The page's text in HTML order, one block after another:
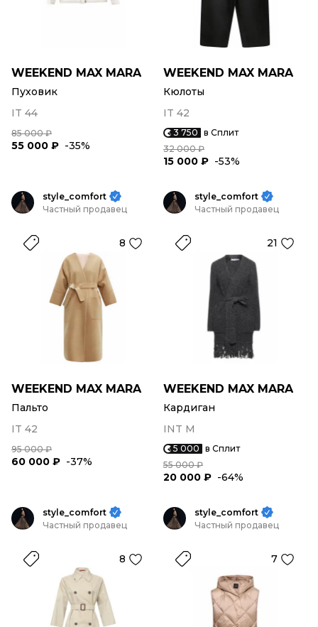
WEEKEND MAX MARA
Пуховик
IT 44
85 000 ₽
55 000 ₽ -35%
WEEKEND MAX MARA
Кюлоты
IT 42
3 750 в Сплит
32 000 ₽
15 000 ₽ -53%
style_comfort
Частный продавец
8
WEEKEND MAX MARA
Пальто
IT 42
95 000 ₽
60 000 ₽ -37%
style_comfort
Частный продавец
21
WEEKEND MAX MARA
Кардиган
INT M
5 000 в Сплит
55 000 ₽
20 000 ₽ -64%
style_comfort
Частный продавец
8
style_comfort
Частный продавец
7